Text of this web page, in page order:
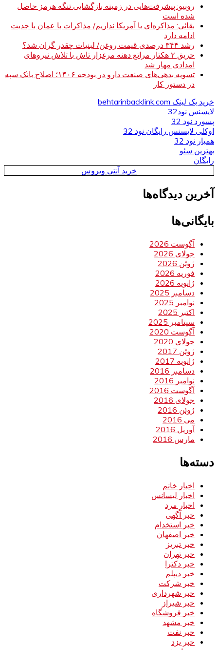
روبیو: پیشرفت‌هایی در زمینه بازگشایی تنگه هرمز حاصل
شده است
بقائی: مذاکره‌ای با آمریکا نداریم/ مذاکرات با عمان با جدیت
ادامه دارد
رشد ۳۴۴ درصدی قیمت روغن/ لبنیات چقدر گران شد؟
حریق ۲ هکتار مراتع دهنه مرغزار تاش با تلاش نیروهای
امدادی مهار شد
تسویه بدهی‌های صنعت دارو در بودجه ۱۴۰۶؛ اصلاح بانک سپه
در دستور کار
خرید بک لینک behtarinbacklink.com
لایسنس نود32
پسورد نود 32
اوکلی لایسنس رایگان نود 32
همیار نود 32
بهترین سئو
رایگان
خرید آنتی ویروس
آخرین دیدگاه‌ها
بایگانی‌ها
آگوست 2026
جولای 2026
ژوئن 2026
فوریه 2026
ژانویه 2026
دسامبر 2025
نوامبر 2025
اکتبر 2025
سپتامبر 2025
آگوست 2020
جولای 2020
ژوئن 2017
ژانویه 2017
دسامبر 2016
نوامبر 2016
آگوست 2016
جولای 2016
ژوئن 2016
می 2016
آوریل 2016
مارس 2016
دسته‌ها
اخبار خانم
اخبار لیسانس
اخبار مرد
خبر آگهی
خبر استخدام
خبر اصفهان
خبر تبریز
خبر تهران
خبر دکترا
خبر دیپلم
خبر شرکت
خبر شهرداری
خبر شیراز
خبر فروشگاه
خبر مشهد
خبر نفت
خبر یزد